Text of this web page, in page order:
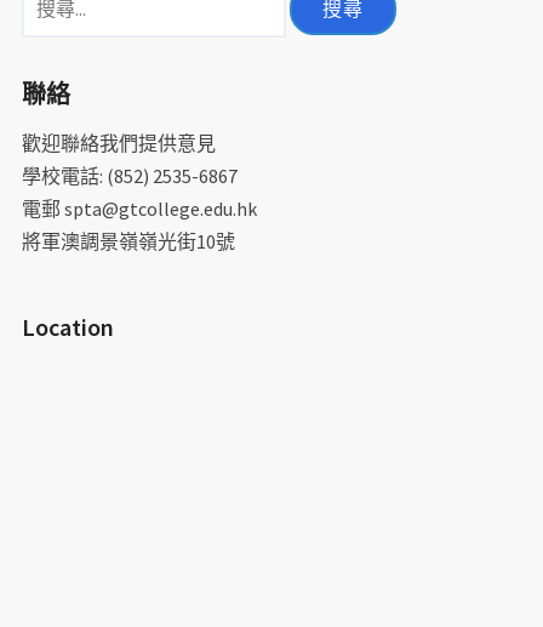
鍵
聯絡
歡迎聯絡我們提供意見
學校電話: (852) 2535-6867
電郵 spta@gtcollege.edu.hk
將軍澳調景嶺嶺光街10號
Location